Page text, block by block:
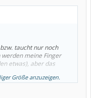
taucht nur noch
meine Finger
etwas), aber das
Größe anzuzeigen.